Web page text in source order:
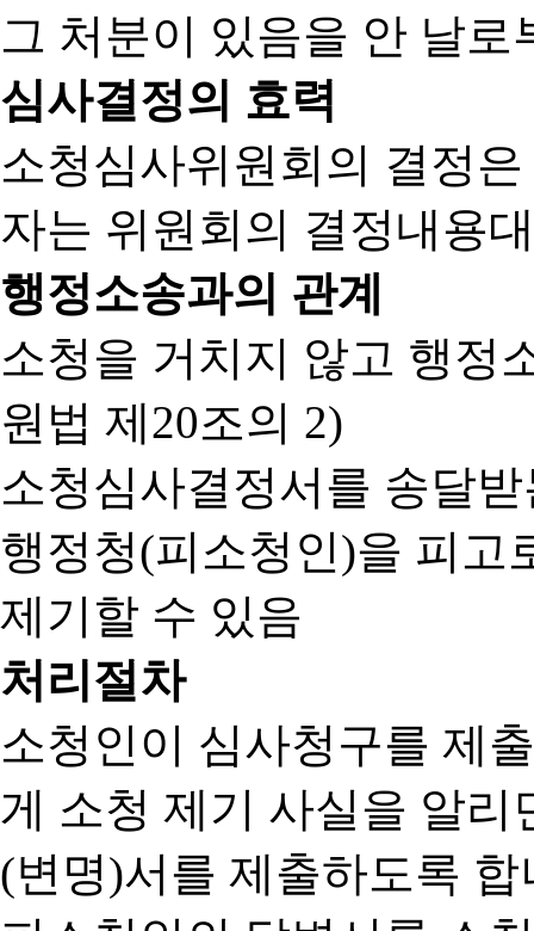
그 처분이 있음을 안 날로
심사결정의 효력
소청심사위원회의 결정
자는 위원회의 결정내용
행정소송과의 관계
소청을 거치지 않고 행정
원법 제20조의 2)
소청심사결정서를 송달
행정청(피소청인)을 피고
제기할 수 있음
처리절차
소청인이 심사청구를 제
게 소청 제기 사실을 알
(변명)서를 제출하도록 합